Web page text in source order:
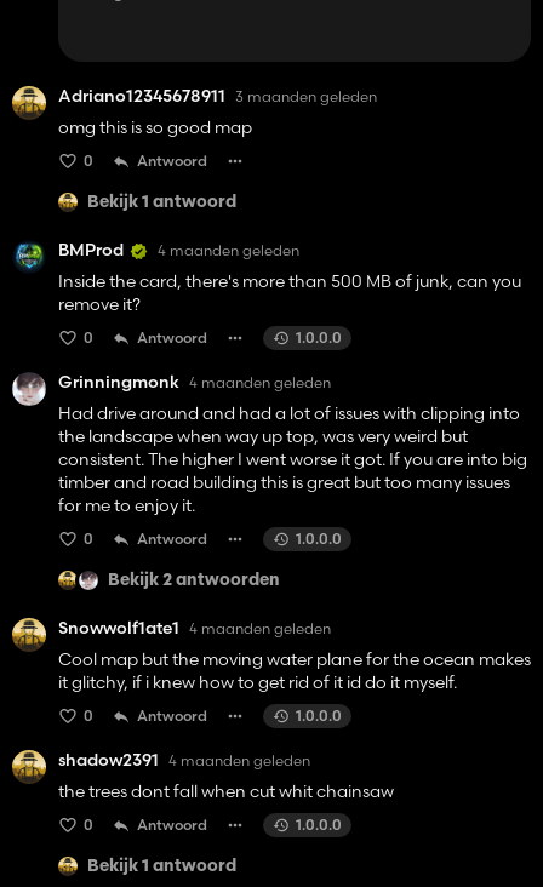
Adriano12345678911 3 maanden geleden
omg this is so good map
0 Antwoord
Bekijk 1 antwoord
BMProd 4 maanden geleden
Inside the card, there's more than 500 MB of junk, can you
remove it?
0 Antwoord 1.0.0.0
Grinningmonk 4 maanden geleden
Had drive around and had a lot of issues with clipping into
the landscape when way up top, was very weird but
consistent. The higher I went worse it got. If you are into big
timber and road building this is great but too many issues
for me to enjoy it.
0 Antwoord 1.0.0.0
Bekijk 2 antwoorden
Snowwolf1ate1 4 maanden geleden
Cool map but the moving water plane for the ocean makes
it glitchy, if i knew how to get rid of it id do it myself.
0 Antwoord 1.0.0.0
shadow2391 4 maanden geleden
the trees dont fall when cut whit chainsaw
0 Antwoord 1.0.0.0
Bekijk 1 antwoord